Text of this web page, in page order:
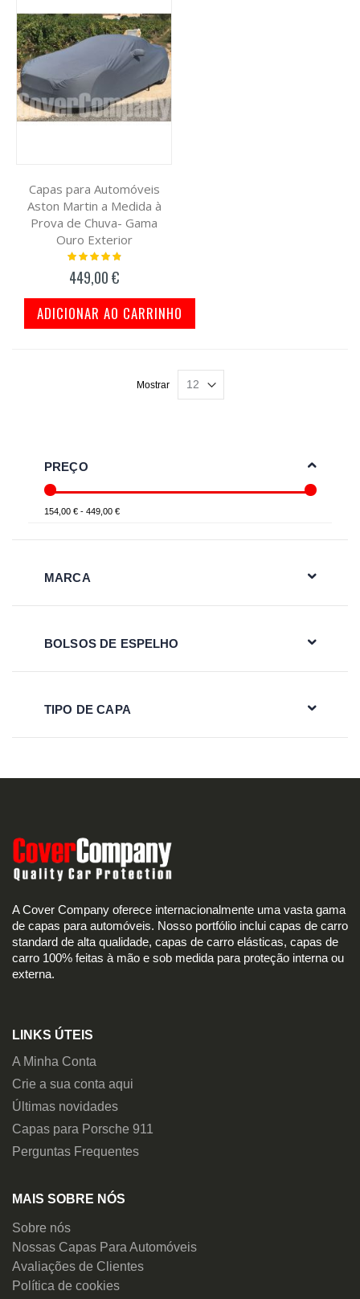
Capas para Automóveis
Aston Martin a Medida à
Prova de Chuva- Gama
Ouro Exterior
Classificação:
449,00 €
ADICIONAR AO CARRINHO
Mostrar
PREÇO
154,00 € - 449,00 €
MARCA
BOLSOS DE ESPELHO
TIPO DE CAPA
A Cover Company oferece internacionalmente uma vasta gama
de capas para automóveis. Nosso portfólio inclui capas de carro
standard de alta qualidade, capas de carro elásticas, capas de
carro 100% feitas à mão e sob medida para proteção interna ou
externa.
LINKS ÚTEIS
A Minha Conta
Crie a sua conta aqui
Últimas novidades
Capas para Porsche 911
Perguntas Frequentes
MAIS SOBRE NÓS
Sobre nós
Nossas Capas Para Automóveis
Avaliações de Clientes
Política de cookies